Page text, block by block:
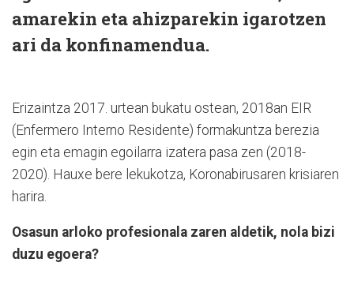
amarekin eta ahizparekin igarotzen
ari da konfinamendua.
Erizaintza 2017. urtean bukatu ostean, 2018an EIR
(Enfermero Interno Residente) formakuntza berezia
egin eta emagin egoilarra izatera pasa zen (2018-
2020). Hauxe bere lekukotza, Koronabirusaren krisiaren
harira.
Osasun arloko profesionala zaren aldetik, nola bizi
duzu egoera?